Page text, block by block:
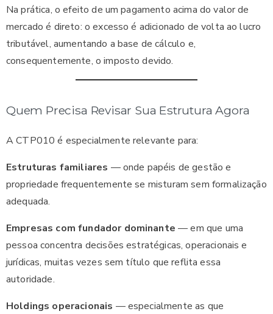
Na prática, o efeito de um pagamento acima do valor de
mercado é direto: o excesso é adicionado de volta ao lucro
tributável, aumentando a base de cálculo e,
consequentemente, o imposto devido.
Quem Precisa Revisar Sua Estrutura Agora
A CTP010 é especialmente relevante para:
Estruturas familiares — onde papéis de gestão e
propriedade frequentemente se misturam sem formalização
adequada.
Empresas com fundador dominante — em que uma
pessoa concentra decisões estratégicas, operacionais e
jurídicas, muitas vezes sem título que reflita essa
autoridade.
Holdings operacionais — especialmente as que